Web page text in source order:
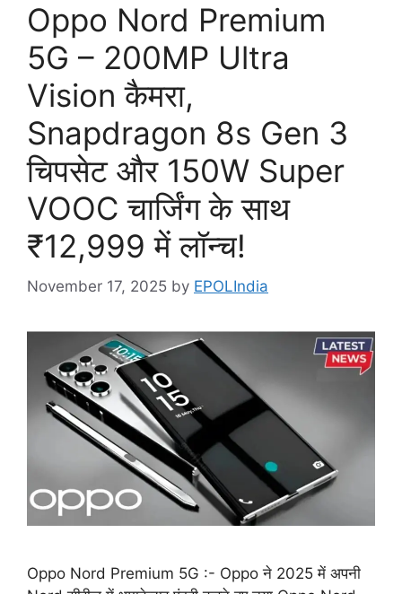
Oppo Nord Premium
5G – 200MP Ultra
Vision कैमरा,
Snapdragon 8s Gen 3
चिपसेट और 150W Super
VOOC चार्जिंग के साथ
₹12,999 में लॉन्च!
November 17, 2025 by EPOLIndia
Oppo Nord Premium 5G :- Oppo ने 2025 में अपनी